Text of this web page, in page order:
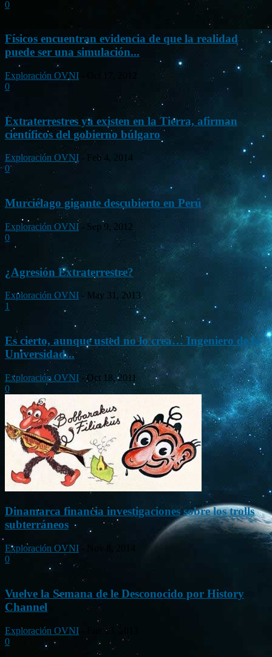
0
Físicos encuentran evidencia de que la realidad
puede ser una simulación...
Exploración OVNI
0
Extraterrestres ya existen en la Tierra, afirman
científicos del gobierno búlgaro
Exploración OVNI - Feb 4, 2014
0
Murciélago gigante descubierto en Perú
Exploración OVNI - Sep 9, 2012
0
¿Agresión Extraterrestre?
Exploración OVNI - May 31, 2013
1
Es cierto, aunque usted no lo crea… Ingeniero de la
Universidad...
Exploración OVNI - Oct 18, 2011
0
Dinamarca financia investigaciones sobre los trolls
subterráneos
Exploración OVNI
0
Vuelve la Semana de le Desconocido por History
Channel
Exploración OVNI
Ene 13, 2013
0